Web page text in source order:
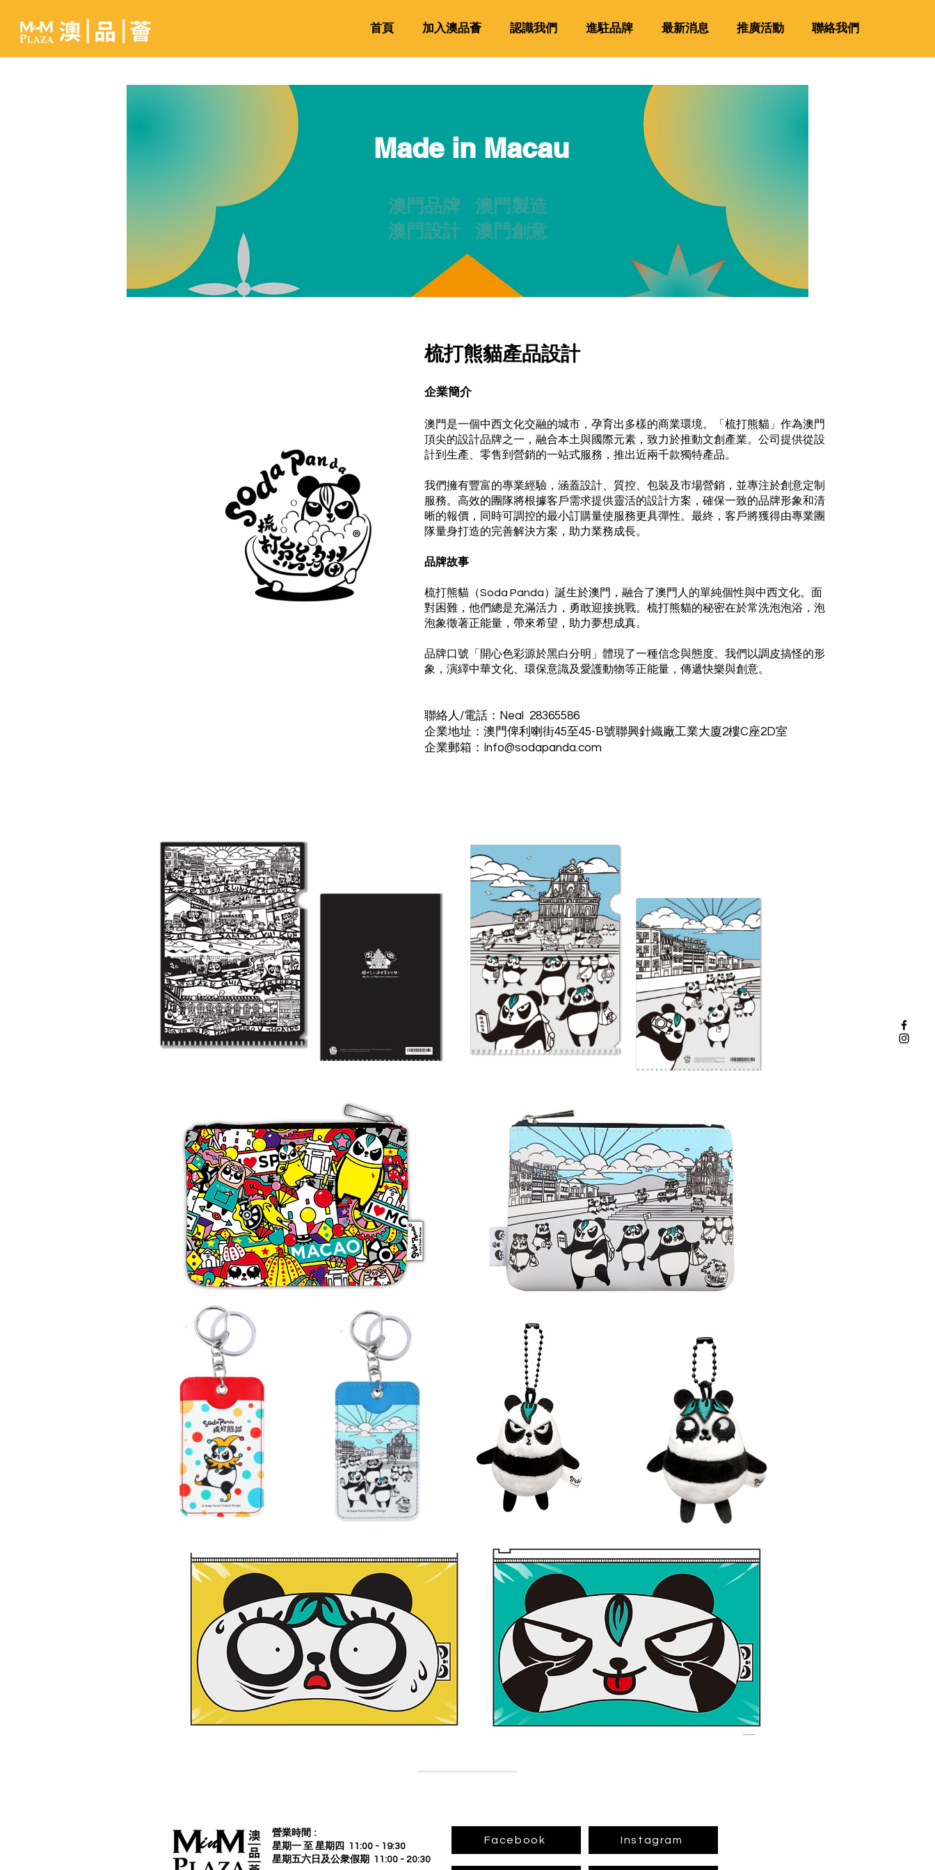
首頁 加入澳品薈 認識我們 進駐品牌 最新消息 推廣活動 聯絡我們
Made in Macau
澳門品牌 澳門製造
澳門設計 澳門創意
梳打熊貓產品設計
企業簡介
澳門是一個中西文化交融的城市，孕育出多樣的商業環境。「梳打熊貓」作為澳門
頂尖的設計品牌之一，融合本土與國際元素，致力於推動文創產業。公司提供從設
計到生產、零售到營銷的一站式服務，推出近兩千款獨特產品。
我們擁有豐富的專業經驗，涵蓋設計、質控、包裝及市場營銷，並專注於創意定制
服務。高效的團隊將根據客戶需求提供靈活的設計方案，確保一致的品牌形象和清
晰的報價，同時可調控的最小訂購量使服務更具彈性。最終，客戶將獲得由專業團
隊量身打造的完善解決方案，助力業務成長。
品牌故事
梳打熊貓（Soda Panda）誕生於澳門，融合了澳門人的單純個性與中西文化。面
對困難，他們總是充滿活力，勇敢迎接挑戰。梳打熊貓的秘密在於常洗泡泡浴，泡
泡象徵著正能量，帶來希望，助力夢想成真。
品牌口號「開心色彩源於黑白分明」體現了一種信念與態度。我們以調皮搞怪的形
象，演繹中華文化、環保意識及愛護動物等正能量，傳遞快樂與創意。
聯絡人/電話：Neal 28365586
企業地址：澳門俾利喇街45至45-B號聯興針織廠工業大廈2樓C座2D室
企業郵箱：Info@sodapanda.com
營業時間 :
星期一 至 星期四 11:00 - 19:30
星期五六日及公衆假期 11:00 - 20:30
Facebook Instagram